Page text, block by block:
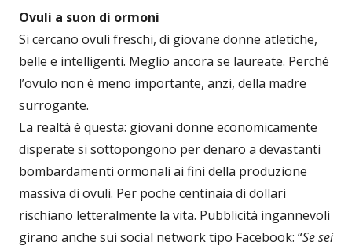
Ovuli a suon di ormoni
Si cercano ovuli freschi, di giovane donne atletiche,
belle e intelligenti. Meglio ancora se laureate. Perché
l’ovulo non è meno importante, anzi, della madre
surrogante.
La realtà è questa: giovani donne economicamente
disperate si sottopongono per denaro a devastanti
bombardamenti ormonali ai fini della produzione
massiva di ovuli. Per poche centinaia di dollari
rischiano letteralmente la vita. Pubblicità ingannevoli
girano anche sui social network tipo Facebook: “Se sei